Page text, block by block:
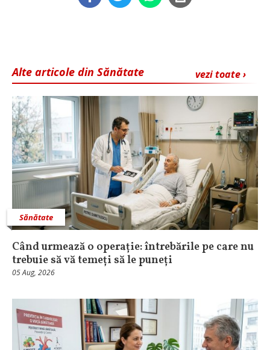
vezi toate ›
Alte articole din Sănătate
Sănătate
Când urmează o operație: întrebările pe care nu
trebuie să vă temeți să le puneți
05 Aug, 2026